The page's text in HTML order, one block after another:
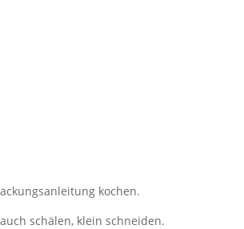
kochen.
schälen, klein schneiden.